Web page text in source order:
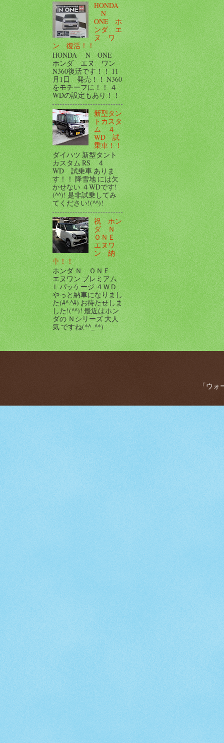
HONDA
N
ONE ホ
ンダ エ
ヌ ワ
ン 復活！！
HONDA N ONE
ホンダ エヌ ワン
N360復活です！！ 11
月1日 発売！！ N360
をモチーフに！！ ４
WDの設定もあり！！
新型タン
トカスタ
ム ４
WD 試
乗車！！
ダイハツ 新型タント
カスタム RS ４
WD 試乗車 ありま
す！！ 降雪地 には欠
かせない ４WDです!
(^^)! 是非試乗してみ
てください!(^^)!
祝 ホン
ダ Ｎ
ＯＮＥ
エヌワ
ン 納
車！！
ホンダ Ｎ ＯＮＥ
エヌワン プレミアム
Ｌパッケージ ４ＷＤ
やっと納車になりまし
た(#^.^#) お待たせしま
した!(^^)! 最近はホン
ダの Ｎシリーズ 大人
気 ですね(*^_^*)
「ウ